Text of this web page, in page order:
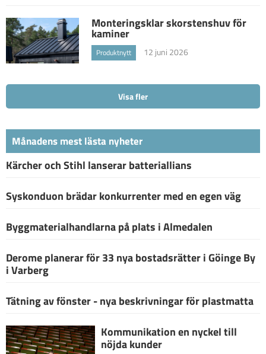
Monteringsklar skorstenshuv för
kaminer
Produktnytt 12 juni 2026
Visa fler
Månadens mest lästa nyheter
Kärcher och Stihl lanserar batteriallians
Syskonduon brädar konkurrenter med en egen väg
Byggmaterialhandlarna på plats i Almedalen
Derome planerar för 33 nya bostadsrätter i Göinge By
i Varberg
Tätning av fönster - nya beskrivningar för plastmatta
Kommunikation en nyckel till
nöjda kunder